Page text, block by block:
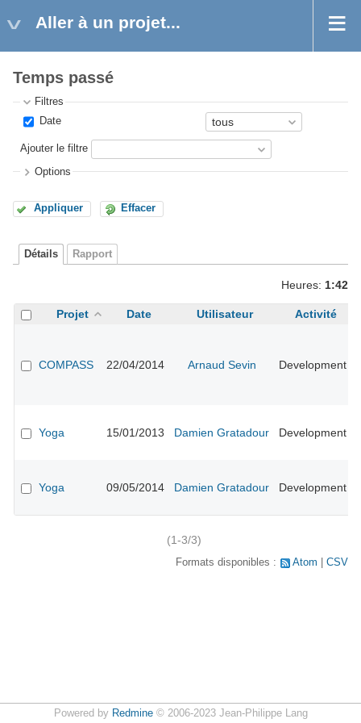
Aller à un projet...
Temps passé
Filtres
Date
Ajouter le filtre
Options
Appliquer Effacer
Détails Rapport
Heures: 1:42
Projet Date Utilisateur Activité
COMPASS 22/04/2014 Arnaud Sevin Development
Yoga 15/01/2013 Damien Gratadour Development
Yoga 09/05/2014 Damien Gratadour Development
(1-3/3)
Formats disponibles : Atom CSV
Powered by Redmine© 2006-2023 Jean-Philippe Lang